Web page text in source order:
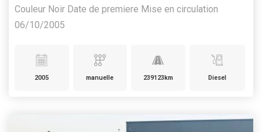
Couleur Noir Date de premiere Mise en circulation
06/10/2005
2005 manuelle 239123km Diesel